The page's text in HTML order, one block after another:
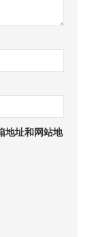
地址和网站地